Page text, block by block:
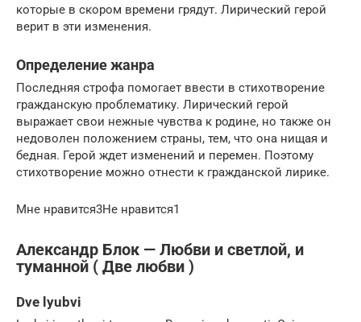
которые в скором времени грядут. Лирический герой
верит в эти изменения.
Определение жанра
Последняя строфа помогает ввести в стихотворение
гражданскую проблематику. Лирический герой
выражает свои нежные чувства к родине, но также он
недоволен положением страны, тем, что она нищая и
бедная. Герой ждет изменений и перемен. Поэтому
стихотворение можно отнести к гражданской лирике.
Мне нравится3Не нравится1
Александр Блок — Любви и светлой, и
туманной ( Две любви )
Dve lyubvi